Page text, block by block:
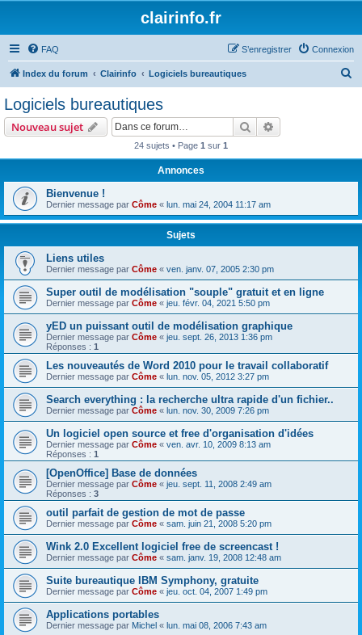
clairinfo.fr
FAQ Connexion
S’enregistrer
Index du forum Clairinfo Logiciels bureautiques
e
r
Logiciels bureautiques
Nouveau sujet Rechercher
24 sujets • Page 1 sur 1
Annonces
Bienvenue !
Dernier message par Côme « lun. mai 24, 2004 11:17 am
Sujets
Liens utiles
Dernier message par Côme « ven. janv. 07, 2005 2:30 pm
Super outil de modélisation "souple" gratuit et en ligne
Dernier message par Côme « jeu. févr. 04, 2021 5:50 pm
yED un puissant outil de modélisation graphique
Dernier message par Côme « jeu. sept. 26, 2013 1:36 pm
Réponses : 1
Les nouveautés de Word 2010 pour le travail collaboratif
Dernier message par Côme « lun. nov. 05, 2012 3:27 pm
Search everything : la recherche ultra rapide d'un fichier..
Dernier message par Côme « lun. nov. 30, 2009 7:26 pm
Un logiciel open source et free d'organisation d'idées
Dernier message par Côme « ven. avr. 10, 2009 8:13 am
Réponses : 1
[OpenOffice] Base de données
Dernier message par Côme « jeu. sept. 11, 2008 2:49 am
Réponses : 3
outil parfait de gestion de mot de passe
Dernier message par Côme « sam. juin 21, 2008 5:20 pm
Wink 2.0 Excellent logiciel free de screencast !
Dernier message par Côme « sam. janv. 19, 2008 12:48 am
Suite bureautique IBM Symphony, gratuite
Dernier message par Côme « jeu. oct. 04, 2007 1:49 pm
Applications portables
Dernier message par Michel « lun. mai 08, 2006 7:43 am